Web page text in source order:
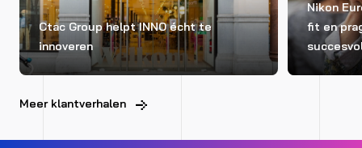
Ctac Group helpt INNO écht te
innoveren
Nikon
fit en
Meer klantverhalen